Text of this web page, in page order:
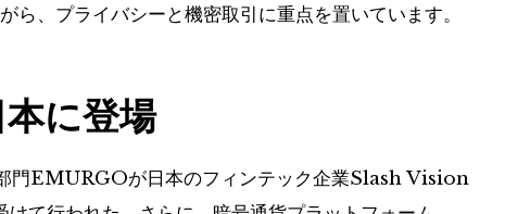
ら、プライバシーと機密取引に重点を置いています。
に登場
門EMURGOが日本のフィンテック企業Slash Vision